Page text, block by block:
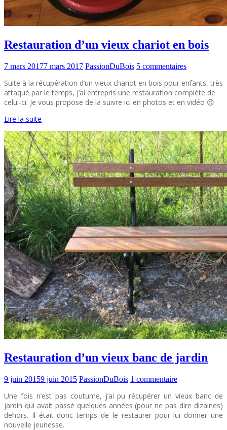
Restauration d’un vieux chariot en bois
7 mars 20177 mars 2017 PassionDuBois 5 commentaires
Suite à la récupération d’un vieux chariot en bois pour enfants, très
attaqué par le temps, j’ai entrepris une restauration complète de
celui-ci. Je vous propose de la suivre ici en photos et en vidéo 😉
Lire la suite
Restauration d’un vieux banc de jardin
9 juin 20159 juin 2015 PassionDuBois 1 commentaire
Une fois n’est pas coutume, j’ai pu récupérer un vieux banc de
jardin qui avait passé quelques années (pour ne pas dire dizaines)
dehors. Il était donc temps de le restaurer pour lui donner une
nouvelle jeunesse.